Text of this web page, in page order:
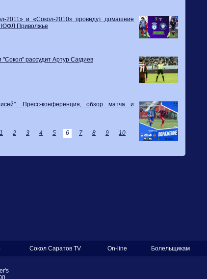
2011» и «Сокол-2010» проведут домашние
ЮФЛ Приволжье
рассудит Артур Сагдиев
Пресс-конференция, обзор матча и
1 2 3 4 5 6 7 8 9
10
Сокол Саратов TV On-line Болельщикам